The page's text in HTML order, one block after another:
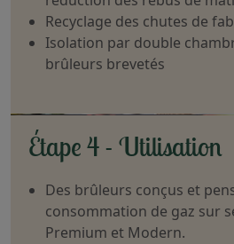
Recyclage des chutes de
Isolation par double
brûleurs brevetés
Étape 4 - Utilisation
Des brûleurs conçus et
consommation de gaz sur
Premium et Modern.